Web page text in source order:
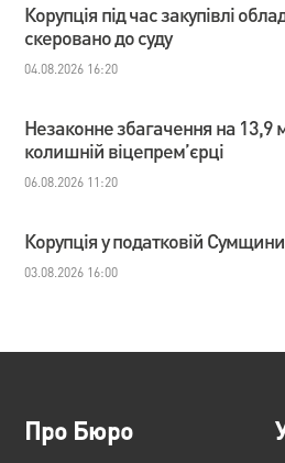
Корупція під час закупівлі
скеровано до суду
04.08.2026 16:20
Незаконне збагачення на 13,9
колишній віцепрем’єрці
06.08.2026 11:20
Корупція у податковій
03.08.2026 16:00
Про Бюро